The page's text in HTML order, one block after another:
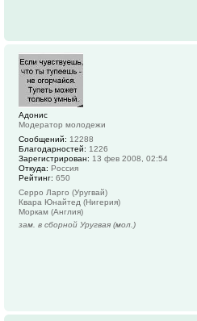
Адонис
Модератор молодежи
Сообщений: 12288
Благодарностей: 1226
Зарегистрирован: 13 фев 2008, 02:54
Откуда: Россия
Рейтинг: 650
Серро Ларго (Уругвай)
Квара Юнайтед (Нигерия)
Моркам (Англия)
зам. в сборной Уругвая (мол.)